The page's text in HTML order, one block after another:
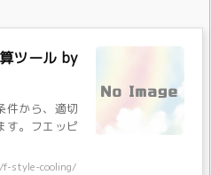
ツール by
件から、適切
す。フエッピ
style-cooling/